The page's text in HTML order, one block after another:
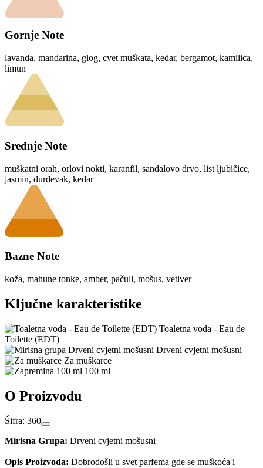
Gornje Note
lavanda, mandarina, glog, cvet muškata, kedar, bergamot, kamilica,
limun
Srednje Note
muškatni orah, orlovi nokti, karanfil, sandalovo drvo, list ljubičice,
jasmin, đurđevak, kedar
Bazne Note
koža, mahune tonke, amber, pačuli, mošus, vetiver
Ključne karakteristike
Toaletna voda - Eau de
Toilette (EDT)
Drveni cvjetni mošusni
Za muškarce
100 ml
O Proizvodu
Šifra: 360
Mirisna Grupa: Drveni cvjetni mošusni
Opis Proizvoda: Dobrodošli u svet parfema gde se muškoća i